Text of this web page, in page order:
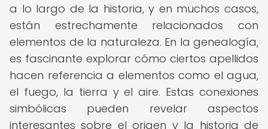
a lo largo de la historia, y en muchos casos,
están estrechamente relacionados con
elementos de la naturaleza. En la genealogía,
es fascinante explorar cómo ciertos apellidos
hacen referencia a elementos como el agua,
el fuego, la tierra y el aire. Estas conexiones
simbólicas pueden revelar aspectos
interesantes sobre el origen y la historia de